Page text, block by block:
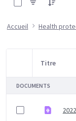
Accueil Health
Sélection d'article
Titre
DOCUMENTS